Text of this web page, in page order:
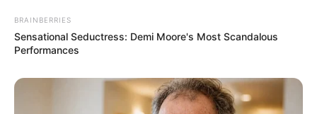
BRAINBERRIES
Sensational Seductress: Demi Moore's Most Scandalous
Performances